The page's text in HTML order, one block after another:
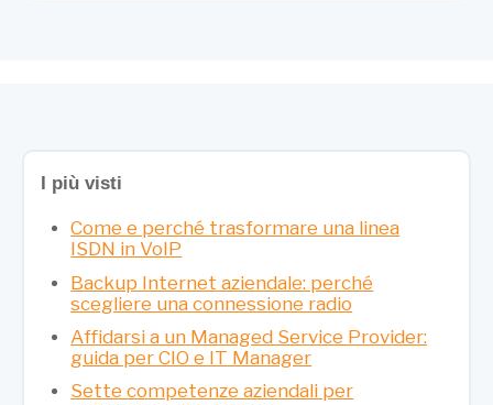
I più visti
Come e perché trasformare una linea
ISDN in VoIP
Backup Internet aziendale: perché
scegliere una connessione radio
Affidarsi a un Managed Service Provider:
guida per CIO e IT Manager
Sette competenze aziendali per